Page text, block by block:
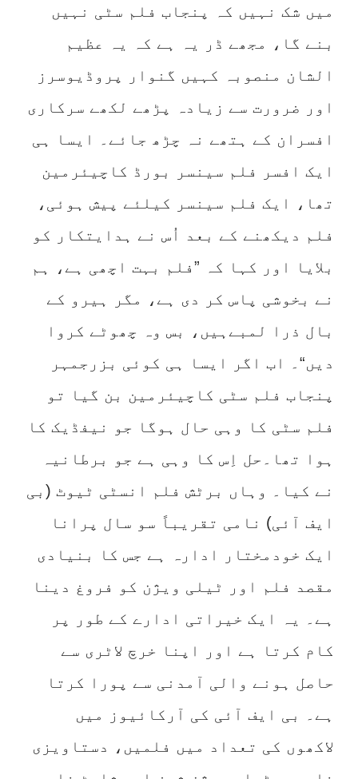
میں شک نہیں کہ پنجاب فلم سٹی نہیں
بنے گا، مجھے ڈر یہ ہے کہ یہ عظیم
الشان منصوبہ کہیں گنوار پروڈیوسرز
اور ضرورت سے زیادہ پڑھے لکھے سرکاری
افسران کے ہتھے نہ چڑھ جائے۔ ایسا ہی
ایک افسر فلم سینسر بورڈ کاچیئرمین
تھا، ایک فلم سینسر کیلئے پیش ہوئی،
فلم دیکھنے کے بعد اُس نے ہدایتکار کو
بلایا اور کہا کہ ”فلم بہت اچھی ہے، ہم
نے بخوشی پاس کر دی ہے، مگر ہیرو کے
بال ذرا لمبےہیں، بس وہ چھوٹے کروا
دیں“۔ اب اگر ایسا ہی کوئی بزرجمہر
پنجاب فلم سٹی کاچیئرمین بن گیا تو
فلم سٹی کا وہی حال ہوگا جو نیفڈیک کا
ہوا تھا۔حل اِس کا وہی ہے جو برطانیہ
نے کیا۔ وہاں برٹش فلم انسٹی ٹیوٹ (بی
ایف آئی) نامی تقریباً سو سال پرانا
ایک خودمختار ادارہ ہے جس کا بنیادی
مقصد فلم اور ٹیلی ویژن کو فروغ دینا
ہے۔ یہ ایک خیراتی ادارے کے طور پر
کام کرتا ہے اور اپنا خرچ لاٹری سے
حاصل ہونے والی آمدنی سے پورا کرتا
ہے۔ بی ایف آئی کی آرکائیوز میں
لاکھوں کی تعداد میں فلمیں، دستاویزی